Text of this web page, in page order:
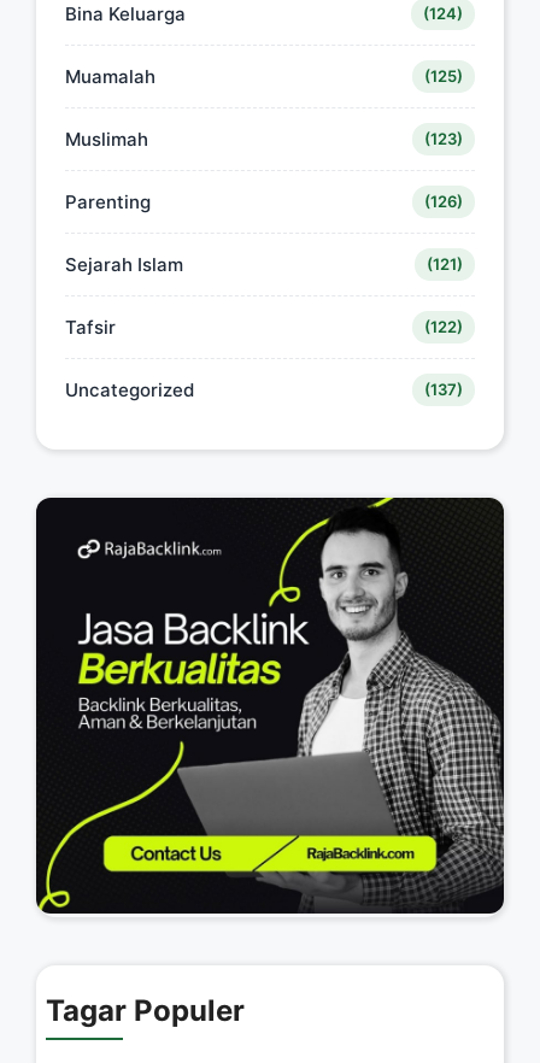
Bina Keluarga (124)
Muamalah (125)
Muslimah (123)
Parenting (126)
Sejarah Islam (121)
Tafsir (122)
Uncategorized (137)
Tagar Populer